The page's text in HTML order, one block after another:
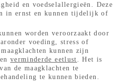
en voedselallergieën. Deze
in ernst en kunnen tijdelijk of
worden veroorzaakt door
voeding, stress of
kunnen zijn
verminderde eetlust
. Het is
de maagklachten te
te kunnen bieden.